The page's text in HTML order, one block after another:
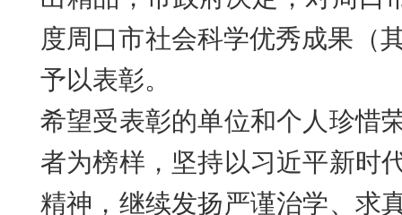
度周口市社会科学优秀成果（
予以表彰。
希望受表彰的单位和个人 珍惜
者为榜样， 坚持以习近平新时
精神， 继续发扬严谨治学、求